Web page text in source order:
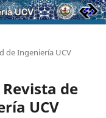
de Ingeniería UCV
de
UCV